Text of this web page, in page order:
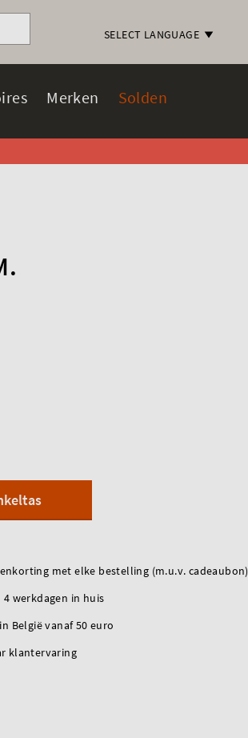
SELECT LANGUAGE
Merken Solden
met elke bestelling (m.u.v. cadeaubon)
werkdagen in huis
België vanaf 50 euro
klantervaring